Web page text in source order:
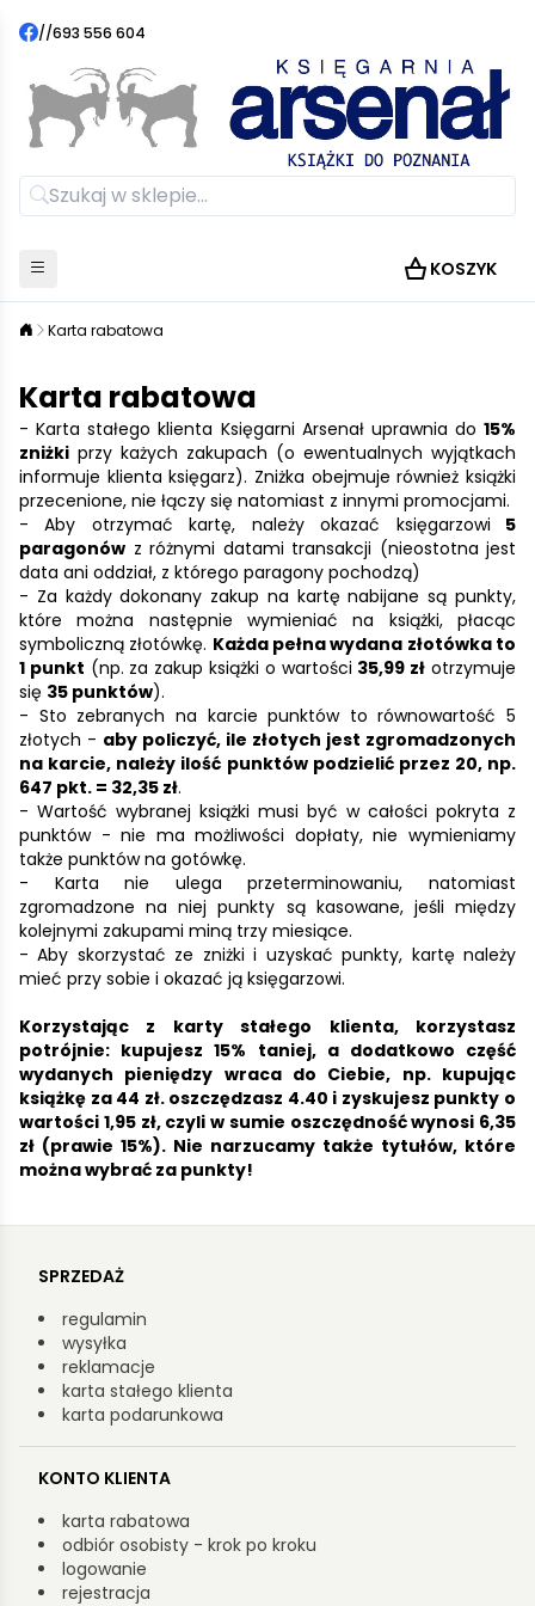
//693 556 604
KOSZYK
Karta rabatowa
Karta rabatowa
- Karta stałego klienta Księgarni Arsenał uprawnia do 15%
zniżki przy każych zakupach (o ewentualnych wyjątkach
informuje klienta księgarz). Zniżka obejmuje również książki
przecenione, nie łączy się natomiast z innymi promocjami.
- Aby otrzymać kartę, należy okazać księgarzowi 5
paragonów z różnymi datami transakcji (nieostotna jest
data ani oddział, z którego paragony pochodzą)
- Za każdy dokonany zakup na kartę nabijane są punkty,
które można następnie wymieniać na książki, płacąc
symboliczną złotówkę. Każda pełna wydana złotówka to
1 punkt (np. za zakup książki o wartości 35,99 zł otrzymuje
się 35 punktów).
- Sto zebranych na karcie punktów to równowartość 5
złotych - aby policzyć, ile złotych jest zgromadzonych
na karcie, należy ilość punktów podzielić przez 20, np.
647 pkt. = 32,35 zł.
- Wartość wybranej książki musi być w całości pokryta z
punktów - nie ma możliwości dopłaty, nie wymieniamy
także punktów na gotówkę.
- Karta nie ulega przeterminowaniu, natomiast
zgromadzone na niej punkty są kasowane, jeśli między
kolejnymi zakupami miną trzy miesiące.
- Aby skorzystać ze zniżki i uzyskać punkty, kartę należy
mieć przy sobie i okazać ją księgarzowi.
Korzystając z karty stałego klienta, korzystasz
potrójnie: kupujesz 15% taniej, a dodatkowo część
wydanych pieniędzy wraca do Ciebie, np. kupując
książkę za 44 zł. oszczędzasz 4.40 i zyskujesz punkty o
wartości 1,95 zł, czyli w sumie oszczędność wynosi 6,35
zł (prawie 15%). Nie narzucamy także tytułów, które
można wybrać za punkty!
SPRZEDAŻ
regulamin
wysyłka
reklamacje
karta stałego klienta
karta podarunkowa
KONTO KLIENTA
karta rabatowa
odbiór osobisty - krok po kroku
logowanie
rejestracja